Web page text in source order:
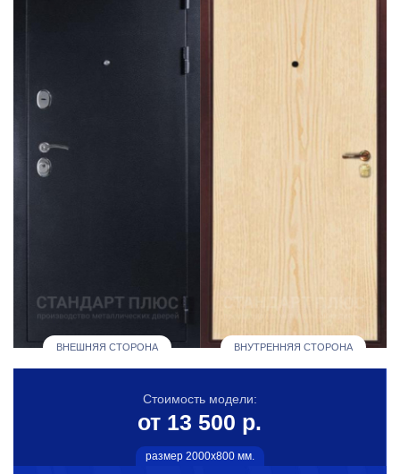
ВНЕШНЯЯ СТОРОНА ВНУТРЕННЯЯ СТОРОНА
Стоимость модели:
от 13 500 р.
размер 2000х800 мм.